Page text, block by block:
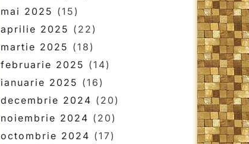
mai 2025 (15)
aprilie 2025 (22)
martie 2025 (18)
februarie 2025 (14)
ianuarie 2025 (16)
decembrie 2024 (20)
noiembrie 2024 (20)
octombrie 2024 (17)